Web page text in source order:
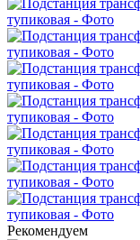
Рекомендуем